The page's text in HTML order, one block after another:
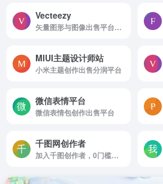
Vecteezy
矢量图形与图像出售平台，每1000次下载可赚取约5美元
MIUI主题设计师站
小米主题创作出售分润平台
微信表情平台
微信表情包创作出售平台
千图网创作者
加入千图创作者，0门槛上传，让作品轻松变现